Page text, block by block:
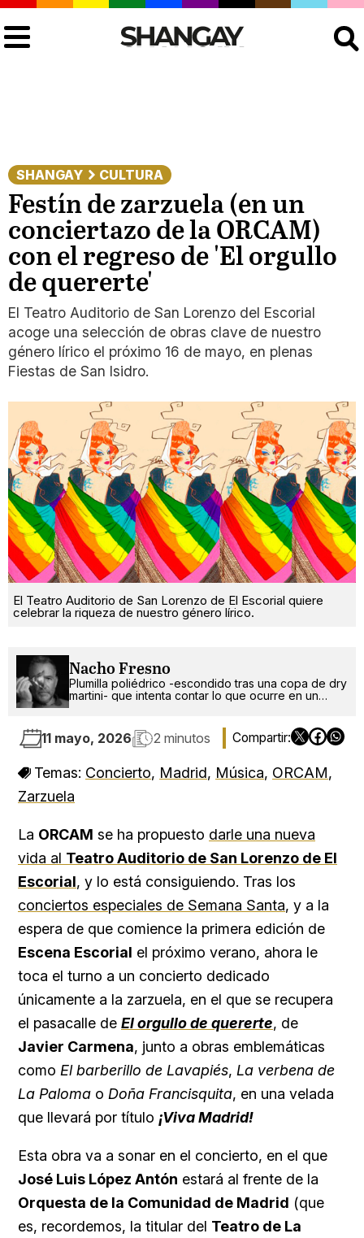
SHANGAY CULTURA
Festín de zarzuela (en un
conciertazo de la ORCAM)
con el regreso de 'El orgullo
de quererte'
El Teatro Auditorio de San Lorenzo del Escorial
acoge una selección de obras clave de nuestro
género lírico el próximo 16 de mayo, en plenas
Fiestas de San Isidro.
El Teatro Auditorio de San Lorenzo de El Escorial quiere
celebrar la riqueza de nuestro género lírico.
Nacho Fresno
Plumilla poliédrico -escondido tras una copa de dry
martini- que intenta contar lo que ocurre en un
11 mayo, 2026 2 minutos
Temas: Concierto, Madrid, Música, ORCAM,
Zarzuela
La ORCAM se ha propuesto darle una nueva
vida al Teatro Auditorio de San Lorenzo de El
Escorial, y lo está consiguiendo. Tras los
conciertos especiales de Semana Santa, y a la
espera de que comience la primera edición de
Escena Escorial el próximo verano, ahora le
toca el turno a un concierto dedicado
únicamente a la zarzuela, en el que se recupera
el pasacalle de El orgullo de quererte, de
Javier Carmena, junto a obras emblemáticas
como El barberillo de Lavapiés, La verbena de
La Paloma o Doña Francisquita, en una velada
que llevará por título ¡Viva Madrid!
Esta obra va a sonar en el concierto, en el que
José Luis López Antón estará al frente de la
Orquesta de la Comunidad de Madrid (que
es, recordemos, la titular del Teatro de La